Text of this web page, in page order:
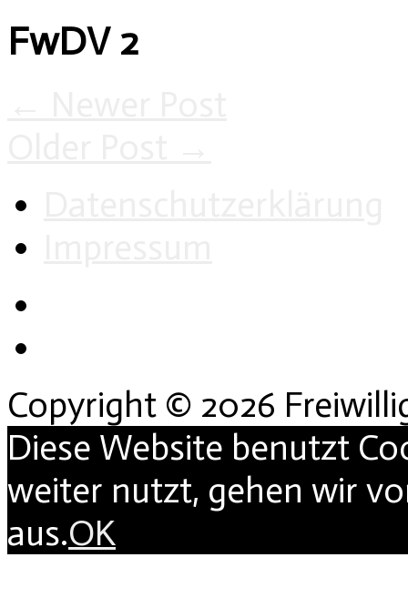
FwDV 2
Copyright © 2026
Diese Website benutzt
weiter nutzt, gehen wir
aus.OK